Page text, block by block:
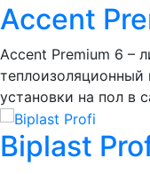
Accent
Accent Premium 6 –
теплоизоляционный
установки на пол в
Biplast